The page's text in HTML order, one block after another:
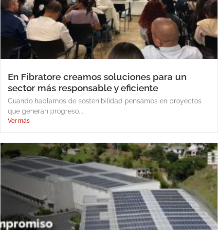
En Fibratore creamos soluciones para un
sector más responsable y eficiente
Cuando hablamos de sostenibilidad pensamos en proyectos
que generan progreso...
Ver más